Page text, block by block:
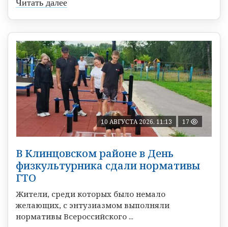
Читать далее
10 АВГУСТА 2026, 11:13 17
В Клинцовском районе в День
физкультурника сдали нормативы
ГТО
Жители, среди которых было немало
желающих, с энтузиазмом выполняли
нормативы Всероссийского ...